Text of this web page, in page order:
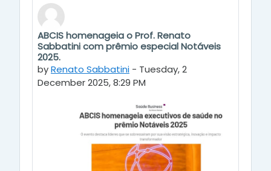
ABCIS homenageia o Prof. Renato
Sabbatini com prêmio especial Notáveis
2025.
byRenato Sabbatini - Tuesday, 2
December 2025, 8:29 PM
Number of replies: 0